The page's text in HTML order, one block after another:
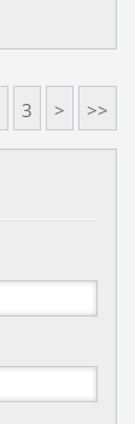
3 > >>